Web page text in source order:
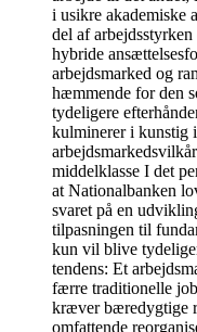
i usikre akademiske
del af
hybride
arbejdsmarked og
hæmmende for den
tydeligere
kulminerer i kunstig
middelklasse I det
at Nationalbanken
svaret på en
tilpasningen til
kun vil blive
tendens: Et
færre traditionelle
kræver bæredygtige
omfattende